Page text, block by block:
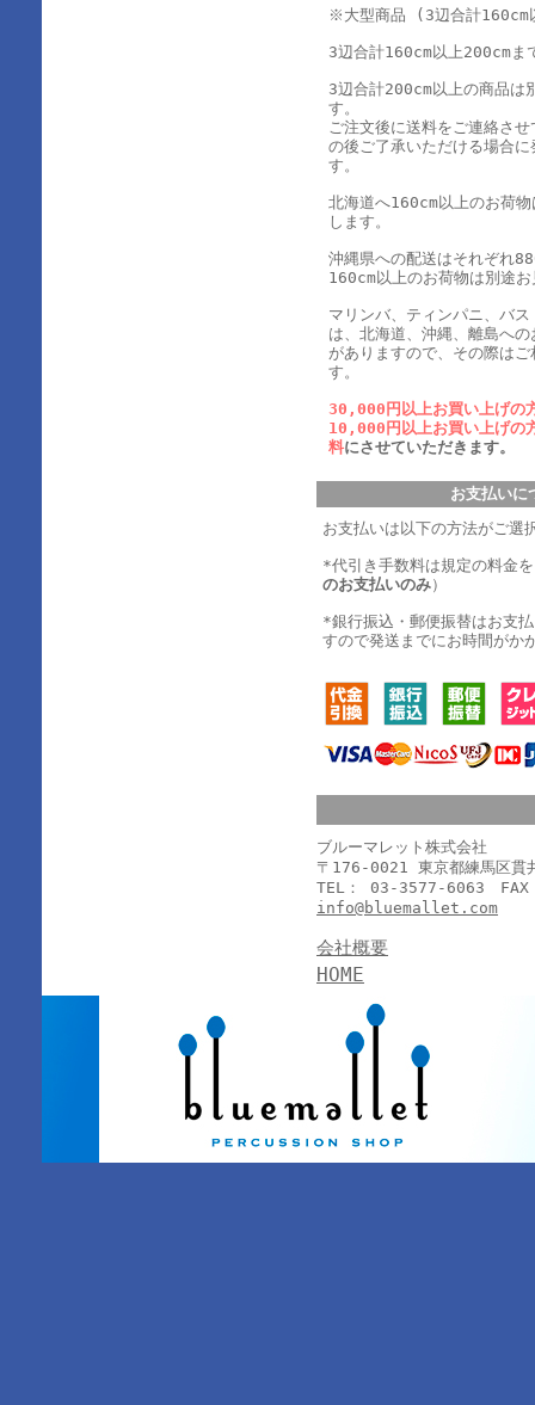
※大型商品 (3辺合計160cm
3辺合計160cm以上200cm
3辺合計200cm以上の商品は
す。
ご注文後に送料をご連絡さ
の後ご了承いただける場合
す。
北海道へ160cm以上のお荷
します。
沖縄県への配送はそれぞれ
160cm以上のお荷物は別途
マリンバ、ティンパニ、バ
は、北海道、沖縄、離島へ
がありますので、その際は
す。
30,000円以上お買い上げの
10,000円以上お買い上げの
料にさせていただきます。
お支払いに
お支払いは以下の方法がご選
*代引き手数料は規定の料金
のお支払いのみ）
*銀行振込・郵便振替はお支
すので発送までにお時間がか
ブルーマレット株式会社
〒176-0021 東京都練馬区貫
TEL： 03-3577-6063
info@bluemallet.com
会社概要
HOME